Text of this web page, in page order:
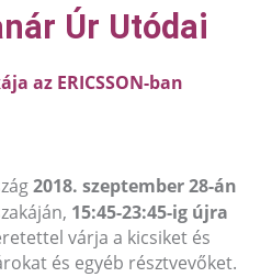
Úr Utódai
az ERICSSON-ban
2018. szeptember 28-án
15:45-23:45-ig újra
várja a kicsiket és
és egyéb résztvevőket.